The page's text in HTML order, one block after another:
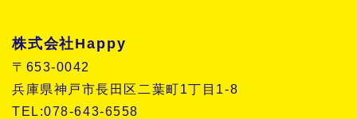
株式会社Happy
〒653-0042
兵庫県神戸市長田区二葉町1丁目1-8
TEL:078-643-6558